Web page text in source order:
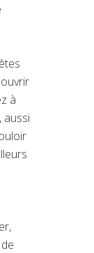
à
aussi